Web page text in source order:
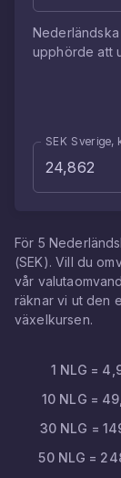
upphörde att
SEK Sverige,
För 5
(SEK). Vill du
vår
räknar vi ut den
växelkursen.
1 NLG =
10 NLG =
30 NLG =
50 NLG =